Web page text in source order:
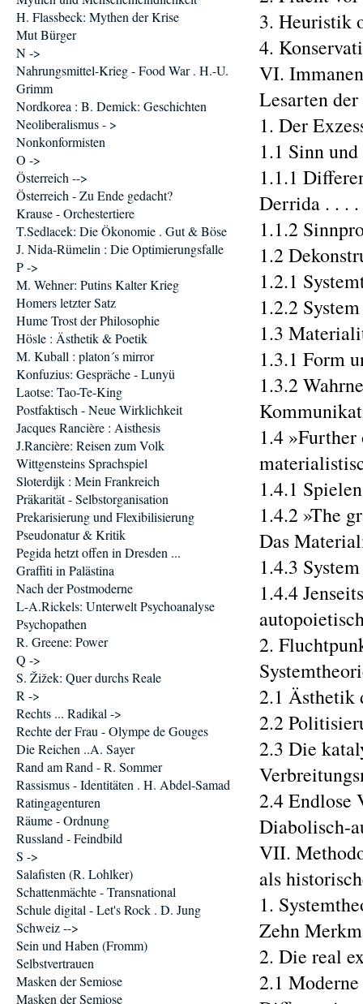
3. Heuristik
4.
VI.
Lesarten
1. Der
1.1 Sinn
1.1.1
Derrida . . .
1.1.2
1.2
1.2.1
1.2.2
1.3
1.3.1 Form
1.3.2
1.4
1.4.1
1.4.2 »The
Das
1.4.3
1.4.4
2.
2.1 Ästhetik
2.2
2.3 Die
2.4 Endlose
Diabolisch-
VII.
als
1.
Zehn
2. Die real
2.1
H. Flassbeck: Mythen der Krise
Mut Bürger
N ->
Nahrungsmittel-Krieg - Food War . H.-U.
Grimm
Nordkorea : B. Demick: Geschichten
Neoliberalismus - >
Nonkonformisten
O ->
Österreich -->
Österreich - Zu Ende gedacht?
Krause - Orchestertiere
T.Sedlacek: Die Ökonomie . Gut & Böse
J. Nida-Rümelin : Die Optimierungsfalle
P ->
M. Wehner: Putins Kalter Krieg
Homers letzter Satz
Hume Trost der Philosophie
Hösle : Ästhetik & Poetik
M. Kuball : platon´s mirror
Konfuzius: Gespräche - Lunyü
Laotse: Tao-Te-King
Postfaktisch - Neue Wirklichkeit
Jacques Rancière : Aisthesis
J.Rancière: Reisen zum Volk
Wittgensteins Sprachspiel
Sloterdijk : Mein Frankreich
Präkarität - Selbstorganisation
Prekarisierung und Flexibilisierung
Pseudonatur & Kritik
Pegida hetzt offen in Dresden ...
Graffiti in Palästina
Nach der Postmoderne
L-A.Rickels: Unterwelt Psychoanalyse
Psychopathen
R. Greene: Power
Q ->
S. Žižek: Quer durchs Reale
R ->
Rechts ... Radikal ->
Rechte der Frau - Olympe de Gouges
Die Reichen ..A. Sayer
Rand am Rand - R. Sommer
Rassismus - Identitäten . H. Abdel-Samad
Ratingagenturen
Räume - Ordnung
Russland - Feindbild
S ->
Salafisten (R. Lohlker)
Schattenmächte - Transnational
Schule digital - Let's Rock . D. Jung
Schweiz -->
Sein und Haben (Fromm)
Selbstvertrauen
Masken der Semiose
Masken der Semiose